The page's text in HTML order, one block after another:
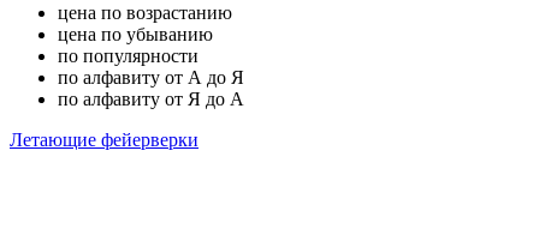
цена по возрастанию
цена по убыванию
по популярности
по алфавиту от А до Я
по алфавиту от Я до А
Летающие фейерверки